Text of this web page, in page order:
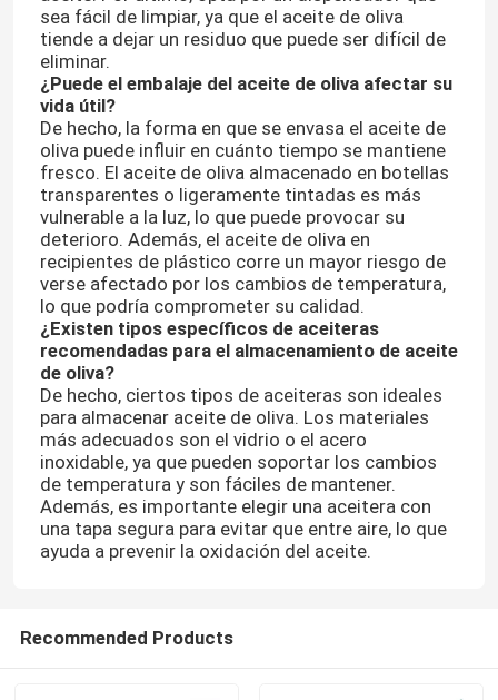
sea fácil de limpiar, ya que el aceite de oliva
tiende a dejar un residuo que puede ser difícil de
eliminar.
¿Puede el embalaje del aceite de oliva afectar su
vida útil?
De hecho, la forma en que se envasa el aceite de
oliva puede influir en cuánto tiempo se mantiene
fresco. El aceite de oliva almacenado en botellas
transparentes o ligeramente tintadas es más
vulnerable a la luz, lo que puede provocar su
deterioro. Además, el aceite de oliva en
recipientes de plástico corre un mayor riesgo de
verse afectado por los cambios de temperatura,
lo que podría comprometer su calidad.
¿Existen tipos específicos de aceiteras
recomendadas para el almacenamiento de aceite
de oliva?
De hecho, ciertos tipos de aceiteras son ideales
para almacenar aceite de oliva. Los materiales
más adecuados son el vidrio o el acero
inoxidable, ya que pueden soportar los cambios
de temperatura y son fáciles de mantener.
Además, es importante elegir una aceitera con
una tapa segura para evitar que entre aire, lo que
ayuda a prevenir la oxidación del aceite.
Recommended Products